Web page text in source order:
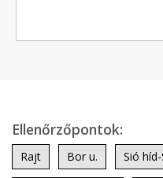
Ellenőrzőpontok:
Rajt Bor u. Sió